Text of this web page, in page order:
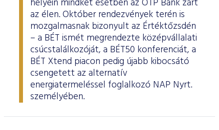
helyein mindkét esetben az OTP Bank zárt
az élen. Október rendezvények terén is
mozgalmasnak bizonyult az Értéktőzsdén
– a BÉT ismét megrendezte középvállalati
csúcstalálkozóját, a BÉT50 konferenciát, a
BÉT Xtend piacon pedig újabb kibocsátó
csengetett az alternatív
energiatermeléssel foglalkozó NAP Nyrt.
személyében.